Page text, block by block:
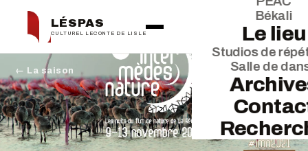
LÉSPAS
CULTUREL LECONTE DE LISLE
Békali
Le lieu
Studios de
Salle de
← La saison